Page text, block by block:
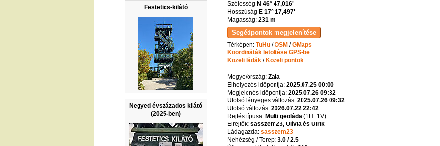
Festetics-kilátó
Negyed évszázados kilátó
(2025-ben)
Szélesség N 46° 47,016'
Hosszúság E 17° 17,497'
Magasság: 231 m
Térképen: TuHu/OSM /GMaps
Koordináták letöltése GPS-be
Közeli ládák/ Közeli pontok
Megye/ország: Zala
Elhelyezés időpontja: 2025.07.25 00:00
Megjelenés időpontja: 2025.07.26 09:32
Utolsó lényeges változás: 2025.07.26 09:32
Utolsó változás: 2026.07.22 22:42
Rejtés típusa: Multi geoláda(1H+1V)
Elrejtők: sasszem23, Olívia és Ulrik
Ládagazda: sasszem23
Nehézség / Terep: 3.0 / 2.5